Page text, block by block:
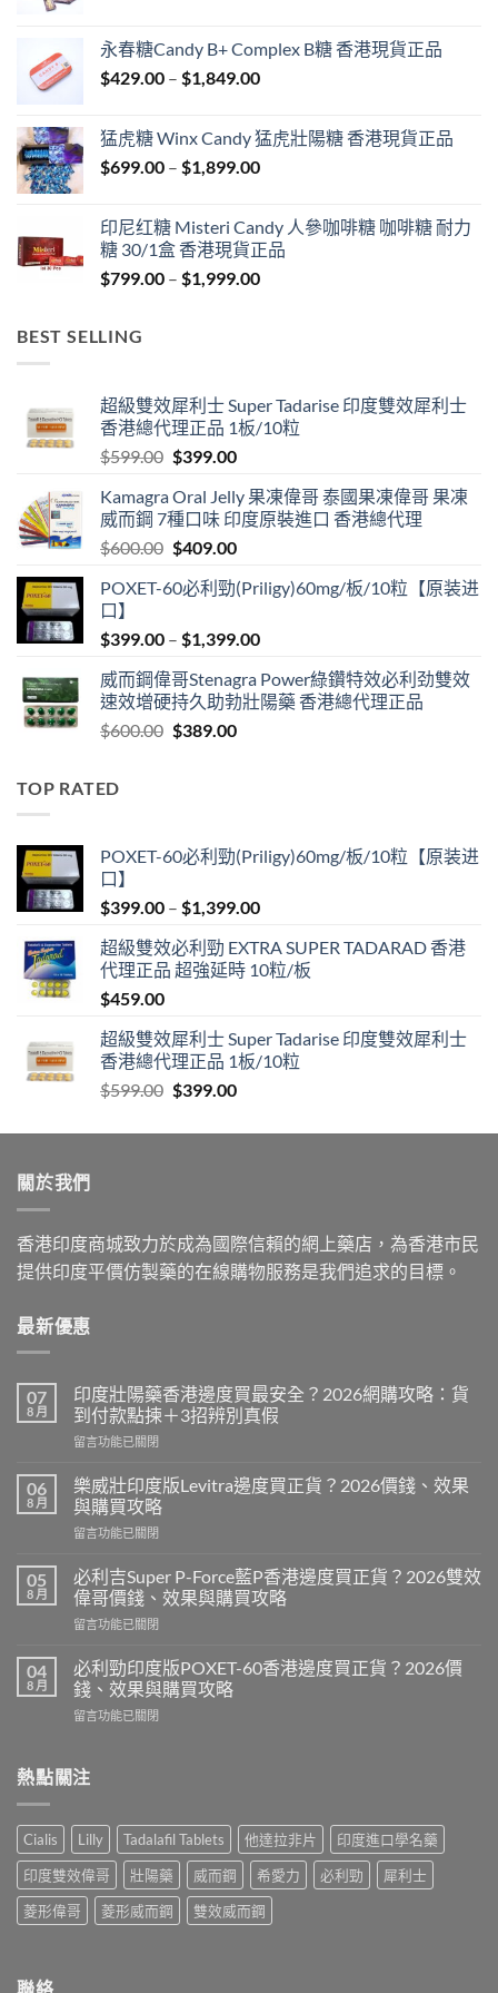
through
$1,999.00
永春糖Candy B+ Complex B糖 香港現貨正品
$429.00 – $1,849.00Price
through
$1,849.00
猛虎糖 Winx Candy 猛虎壯陽糖 香港現貨正品
$699.00 – $1,899.00Price
through
$1,899.00
印尼红糖 Misteri Candy 人參咖啡糖 咖啡糖 耐力
糖 30/1盒 香港現貨正品
$799.00 – $1,999.00Price
BEST SELLING
超級雙效犀利士 Super Tadarise 印度雙效犀利士
香港總代理正品 1板/10粒
$599.00 Original
was:
$599.00.
$399.00Current
is:
$399.00.
Kamagra Oral Jelly 果凍偉哥 泰國果凍偉哥 果凍
威而鋼 7種口味 印度原裝進口 香港總代理
$600.00 Original
was:
$409.00Current
is:
POXET-60必利勁(Priligy)60mg/板/10粒【原装进
口】
$399.00 – $1,399.00Price
$399.00
through
威而鋼偉哥Stenagra Power綠鑽特效必利劲雙效
速效增硬持久助勃壯陽藥 香港總代理正品
$600.00 Original
$389.00Current
TOP RATED
POXET-60必利勁(Priligy)60mg/板/10粒【原装进
口】
$399.00 – $1,399.00Price
$399.00
through
超級雙效必利勁 EXTRA SUPER TADARAD 香港
代理正品 超強延時 10粒/板
$459.00
超級雙效犀利士 Super Tadarise 印度雙效犀利士
香港總代理正品 1板/10粒
$599.00 Original
was:
$399.00Current
is:
關於我們
香港印度商城致力於成為國際信賴的網上藥店，為香港市民
提供印度平價仿製藥的在線購物服務是我們追求的目標。
最新優惠
07
8 月
印度壯陽藥香港邊度買最安全？2026網購攻略：貨
到付款點揀＋3招辨別真假
在
度
壯
陽
藥
港
邊
度
買
安
全？
網
略：
付
款
點
揀
＋
留言功能已關閉
06
8 月
樂威壯印度版Levitra邊度買正貨？2026價錢、效果
與購買攻略
在
威
壯
印
度
Levitra
邊
度
買
2026
效
果
與
購
買
攻
留言功能已關閉
05
8 月
必利吉Super P-Force藍P香港邊度買正貨？2026雙效
偉哥價錢、效果與購買攻略
在
利
吉
Super
P-
P
邊
度
買
正
貨？
2026
留言功能已關閉
04
8 月
必利勁印度版POXET-60香港邊度買正貨？2026價
錢、效果與購買攻略
在
勁
印
版
POXET-
60
香
港
邊
留言功能已關閉
熱點關注
Cialis Lilly Tadalafil Tablets 他達拉非片
印度進口學名藥
印度雙效偉哥
壯陽藥 威而鋼 希愛力 必利勁
犀利士
菱形偉哥
菱形威而鋼 雙效威而鋼
聯絡